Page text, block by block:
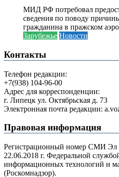
МИД РФ потребовал
сведения по поводу
гражданина в пражском
Зарубежье Новости
Контакты
Телефон редакции:
+7(938) 104-96-00
Адрес для корреспонденции:
г. Липецк ул. Октябрьская д. 73
Электронная почта редакции:
Правовая информация
Регистрационный номер СМИ
22.06.2018 г. Федеральной
информационных технологий и
(Роскомнадзор).